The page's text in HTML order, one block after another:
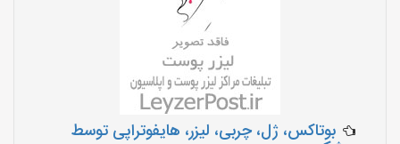
بوتاکس، ژل، چربی، لیزر، هایفوتراپی توسط